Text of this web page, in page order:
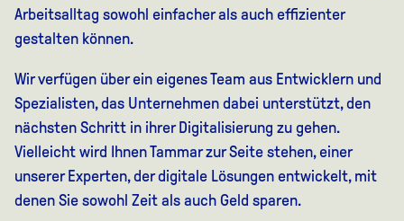
Arbeitsalltag sowohl einfacher als auch effizienter
gestalten können.
Wir verfügen über ein eigenes Team aus Entwicklern und
Spezialisten, das Unternehmen dabei unterstützt, den
nächsten Schritt in ihrer Digitalisierung zu gehen.
Vielleicht wird Ihnen Tammar zur Seite stehen, einer
unserer Experten, der digitale Lösungen entwickelt, mit
denen Sie sowohl Zeit als auch Geld sparen.